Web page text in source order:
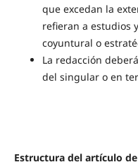
que excedan la
refieran a estudios
coyuntural o
La redacción
del singular o en
Estructura del artículo